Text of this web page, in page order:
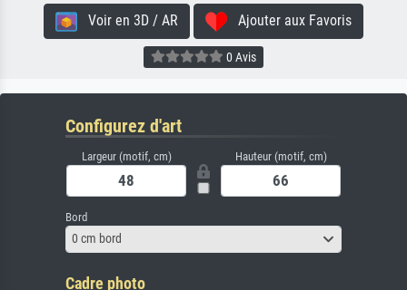
Voir en 3D / AR Ajouter aux Favoris
0 Avis
Configurez d'art
Largeur (motif, cm) Hauteur (motif, cm)
Bord
0 cm bord
Cadre photo